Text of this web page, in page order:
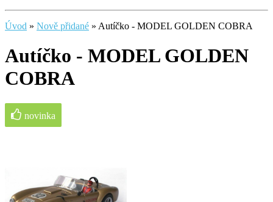
Úvod » Nově přidané » Autíčko - MODEL GOLDEN COBRA
Autíčko - MODEL GOLDEN
COBRA
novinka